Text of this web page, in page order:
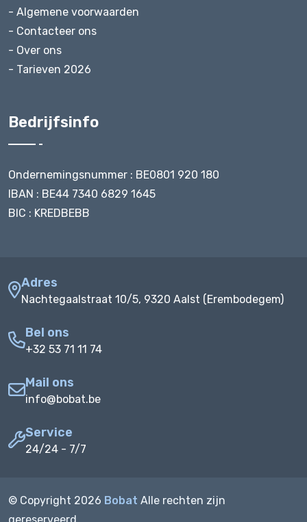
- Algemene voorwaarden
- Contacteer ons
- Over ons
- Tarieven 2026
Bedrijfsinfo
Ondernemingsnummer : BE0801 920 180
IBAN : BE44 7340 6829 1645
BIC : KREDBEBB
Adres
Nachtegaalstraat 10/5, 9320 Aalst (Erembodegem)
Bel ons
+32 53 71 11 74
Mail ons
info@bobat.be
Service
24/24 - 7/7
© Copyright 2026 Bobat Alle rechten zijn
gereserveerd.